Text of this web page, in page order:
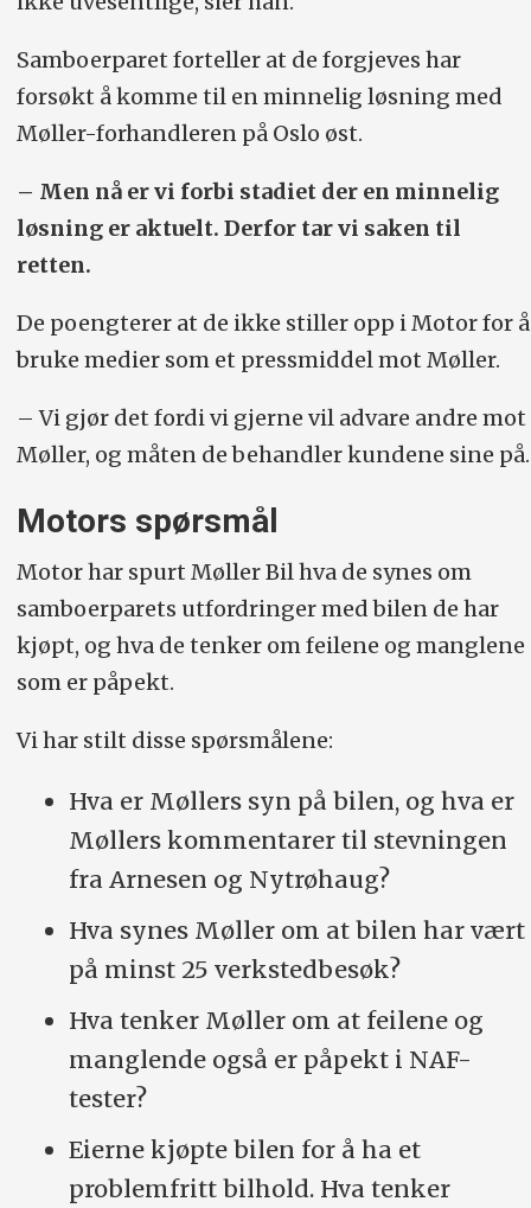
Samboerparet forteller at de forgjeves har
forsøkt å komme til en minnelig løsning med
Møller-forhandleren på Oslo øst.
– Men nå er vi forbi stadiet der en minnelig
løsning er aktuelt. Derfor tar vi saken til
retten.
De poengterer at de ikke stiller opp i Motor for å
bruke medier som et pressmiddel mot Møller.
– Vi gjør det fordi vi gjerne vil advare andre mot
Møller, og måten de behandler kundene sine på.
Motors spørsmål
Motor har spurt Møller Bil hva de synes om
samboerparets utfordringer med bilen de har
kjøpt, og hva de tenker om feilene og manglene
som er påpekt.
Vi har stilt disse spørsmålene:
Hva er Møllers syn på bilen, og hva er
Møllers kommentarer til stevningen
fra Arnesen og Nytrøhaug?
Hva synes Møller om at bilen har vært
på minst 25 verkstedbesøk?
Hva tenker Møller om at feilene og
manglende også er påpekt i NAF-
tester?
Eierne kjøpte bilen for å ha et
problemfritt bilhold. Hva tenker